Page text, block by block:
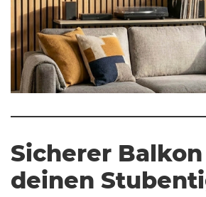
Sicherer
deinen